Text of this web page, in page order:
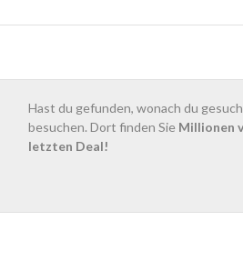
Hast du gefunden, wonach du
besuchen. Dort finden Sie Millionen
letzten Deal!